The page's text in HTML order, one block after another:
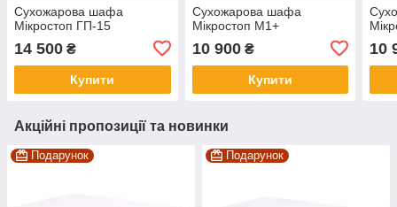
Сухожарова шафа
Мікростоп ГП-15
14 500 ₴
Купити
Сухожарова шафа
Мікростоп М1+
10 900₴
Купити
10
Акційні пропозиції та новинки
Подарунок Подарунок